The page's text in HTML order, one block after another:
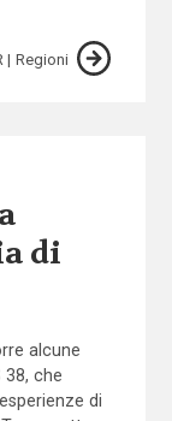
Regioni
di
alcune
38, che
di